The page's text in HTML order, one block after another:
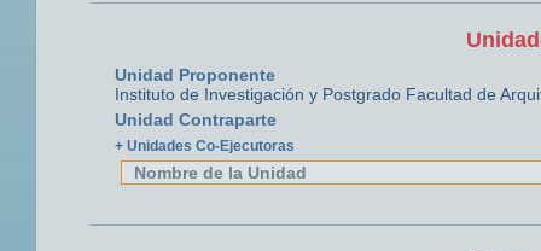
Unidad Proponente
Instituto de Investigación y Postgrado Facultad de
Unidad Contraparte
+ Unidades Co-Ejecutoras
Nombre de la Unidad